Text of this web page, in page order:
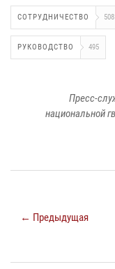
СОТРУДНИЧЕСТВО 508
РУКОВОДСТВО 495
Пресс-
национальной
← Предыдущая